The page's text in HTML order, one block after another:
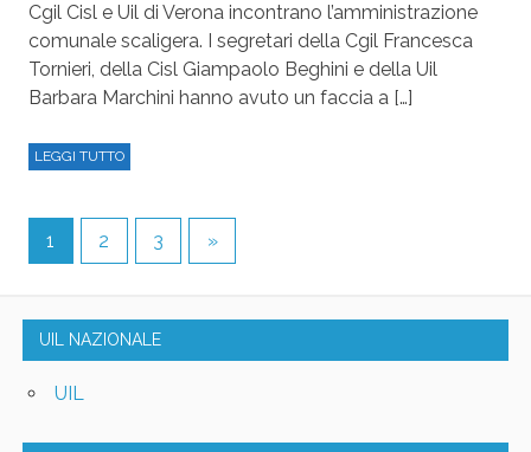
Cgil Cisl e Uil di Verona incontrano l’amministrazione
comunale scaligera. I segretari della Cgil Francesca
Tornieri, della Cisl Giampaolo Beghini e della Uil
Barbara Marchini hanno avuto un faccia a […]
LEGGI TUTTO
1 2 3 »
UIL NAZIONALE
UIL